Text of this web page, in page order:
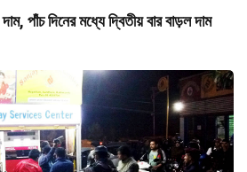
পাঁচ দিনের মধ্যে দ্বিতীয় বার বাড়ল দাম